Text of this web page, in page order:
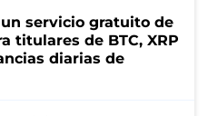
servicio gratuito de
titulares de BTC, XRP
diarias de